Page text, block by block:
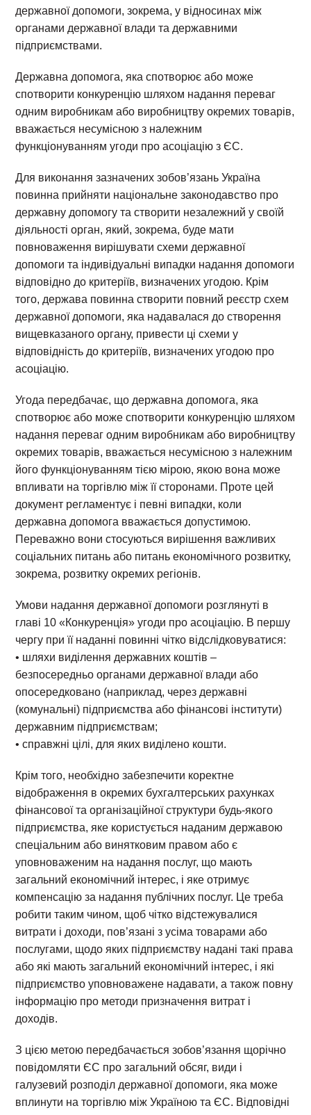
державної допомоги, зокрема, у відносинах між
органами державної влади та державними
підприємствами.
Державна допомога, яка спотворює або може
спотворити конкуренцію шляхом надання переваг
одним виробникам або виробництву окремих товарів,
вважається несумісною з належним
функціонуванням угоди про асоціацію з ЄС.
Для виконання зазначених зобов’язань Україна
повинна прийняти національне законодавство про
державну допомогу та створити незалежний у своїй
діяльності орган, який, зокрема, буде мати
повноваження вирішувати схеми державної
допомоги та індивідуальні випадки надання допомоги
відповідно до критеріїв, визначених угодою. Крім
того, держава повинна створити повний реєстр схем
державної допомоги, яка надавалася до створення
вищевказаного органу, привести ці схеми у
відповідність до критеріїв, визначених угодою про
асоціацію.
Угода передбачає, що державна допомога, яка
спотворює або може спотворити конкуренцію шляхом
надання переваг одним виробникам або виробництву
окремих товарів, вважається несумісною з належним
його функціонуванням тією мірою, якою вона може
впливати на торгівлю між її сторонами. Проте цей
документ регламентує і певні випадки, коли
державна допомога вважається допустимою.
Переважно вони стосуються вирішення важливих
соціальних питань або питань економічного розвитку,
зокрема, розвитку окремих регіонів.
Умови надання державної допомоги розглянуті в
главі 10 «Конкуренція» угоди про асоціацію. В першу
чергу при її наданні повинні чітко відслідковуватися:
• шляхи виділення державних коштів –
безпосередньо органами державної влади або
опосередковано (наприклад, через державні
(комунальні) підприємства або фінансові інститути)
державним підприємствам;
• справжні цілі, для яких виділено кошти.
Крім того, необхідно забезпечити коректне
відображення в окремих бухгалтерських рахунках
фінансової та організаційної структури будь-якого
підприємства, яке користується наданим державою
спеціальним або винятковим правом або є
уповноваженим на надання послуг, що мають
загальний економічний інтерес, і яке отримує
компенсацію за надання публічних послуг. Це треба
робити таким чином, щоб чітко відстежувалися
витрати і доходи, пов’язані з усіма товарами або
послугами, щодо яких підприємству надані такі права
або які мають загальний економічний інтерес, і які
підприємство уповноважене надавати, а також повну
інформацію про методи призначення витрат і
доходів.
З цією метою передбачається зобов’язання щорічно
повідомляти ЄС про загальний обсяг, види і
галузевий розподіл державної допомоги, яка може
вплинути на торгівлю між Україною та ЄС. Відповідні